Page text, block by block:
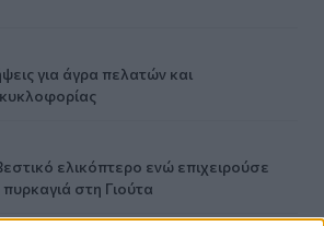
για άγρα πελατών και
ελικόπτερο ενώ επιχειρούσε
στη Γιούτα